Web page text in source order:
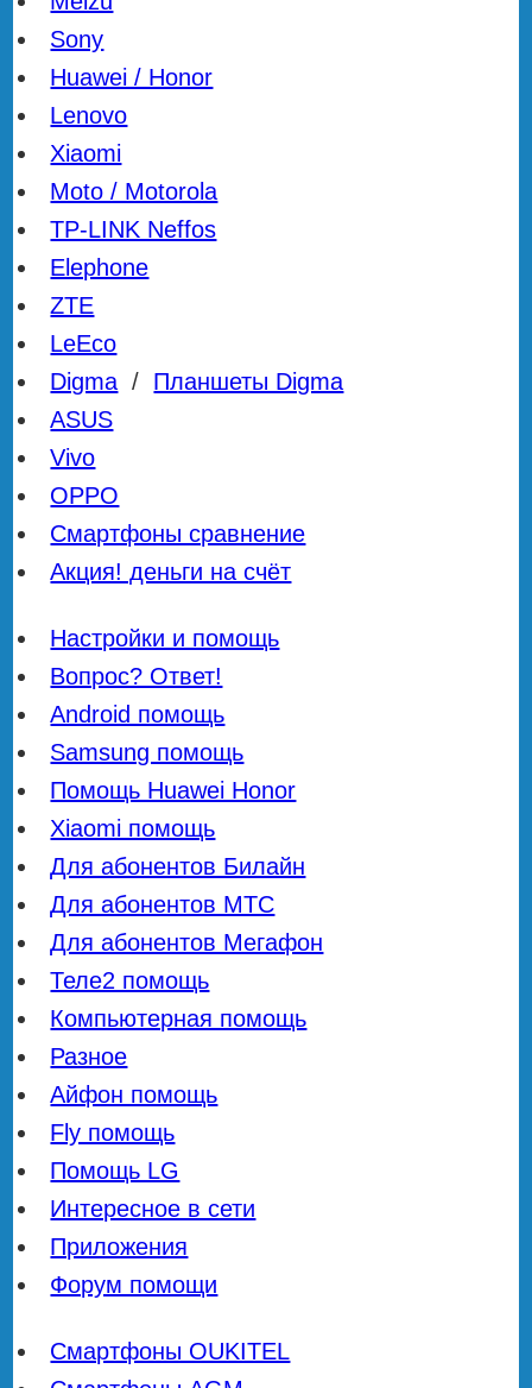
Sony
Huawei / Honor
Lenovo
Xiaomi
Moto / Motorola
TP-LINK Neffos
Elephone
ZTE
LeEco
Digma / Планшеты Digma
ASUS
Vivo
OPPO
Смартфоны сравнение
Акция! деньги на счёт
Настройки и помощь
Вопрос? Ответ!
Android помощь
Samsung помощь
Помощь Huawei Honor
Xiaomi помощь
Для абонентов Билайн
Для абонентов МТС
Для абонентов Мегафон
Теле2 помощь
Компьютерная помощь
Разное
Айфон помощь
Fly помощь
Помощь LG
Интересное в сети
Приложения
Форум помощи
Смартфоны OUKITEL